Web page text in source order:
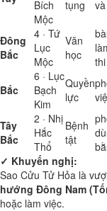
Bích
Mộc
tụng
Đông
Bắc
4 · Tứ
Lục
Mộc
Văn
học
Bắc
6 · Lục
Bạch
Kim
Quyền
lực
Tây
Bắc
2 · Nhị
Hắc
Thổ
Bệnh
tật
✓ Khuyến nghị:
Sao Cửu Tử Hỏa là
hướng Đông Nam
hoặc làm việc.